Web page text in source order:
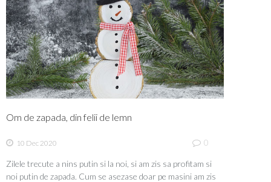
Om de zapada, din felii de lemn
10 Dec 2020 0
Zilele trecute a nins putin si la noi, si am zis sa profitam si
noi putin de zapada. Cum se asezase doar pe masini am zis